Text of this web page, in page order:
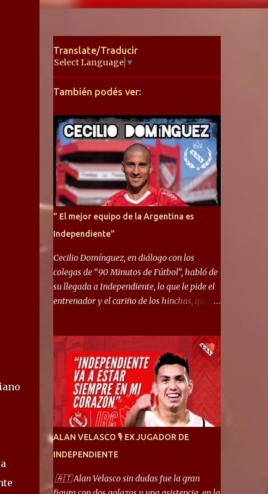
Translate/Traducir
Select Language ▼
También podés ver:
" El mejor equipo de la Argentina es
Independiente"
Cecilio Domínguez, en diálogo con los
colegas de “90 Minutos de Fútbol”, habló de
su llegada a Independiente, lo que le pide el
entrenador y el cariño de los hinchas, que se
ayuda a que me adapte rápidamente, soy un
hombre alegre y abierto. Creo que lo estoy
haciendo muy bien. Cuando llegué, llegué a
un Independiente que juega muy dinámico y
me gusta mucho. Me favorece por la forma
de jugar mía y eso también ayudó a que me
adapte”. “Me siento mejor por izquierda,
pero me gusta mucho jugar de 9, y juego sin
problemas por derecha también. Jugar de 9
y de extremo por izquierda es diferente. A mi
me gusta jugar por fuera, porque tengo mas
ALAN VELASCO 🎙 EX JUGADOR DE
INDEPENDIENTE
🇦🇹 Alan Velasco sin dudas fue la gran